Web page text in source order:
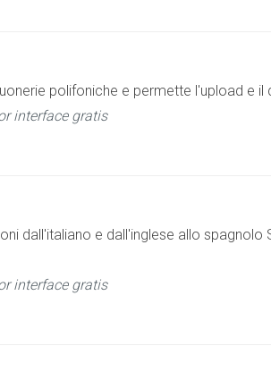
polifoniche e permette l'upload e il
interface gratis
dall'italiano e dall'inglese allo spagnolo
interface gratis